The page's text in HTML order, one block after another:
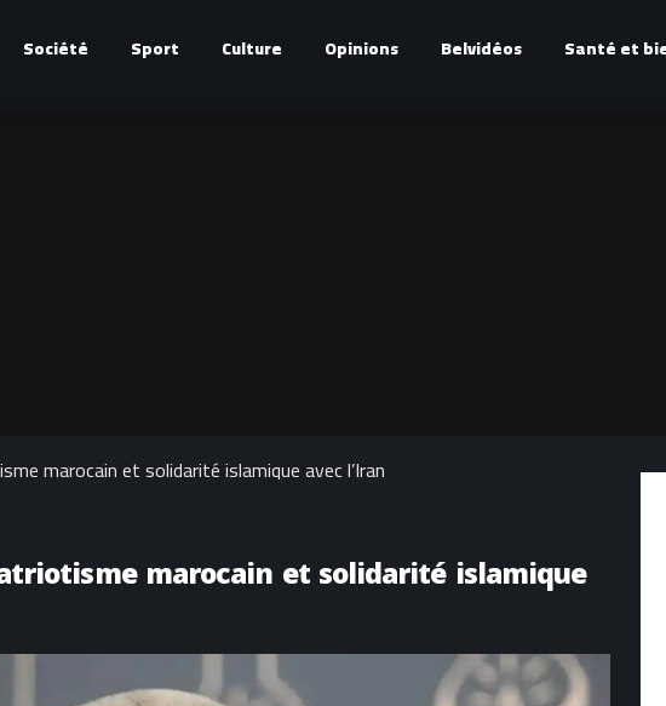
Société Sport Culture Opinions Belvidéos Santé et
marocain et solidarité islamique avec l’Iran
marocain et solidarité islamique